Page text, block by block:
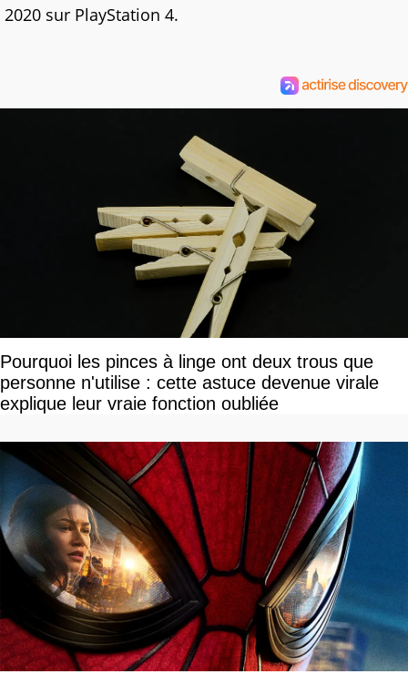
2020 sur PlayStation 4.
Pourquoi les pinces à linge ont deux trous que
personne n'utilise : cette astuce devenue virale
explique leur vraie fonction oubliée